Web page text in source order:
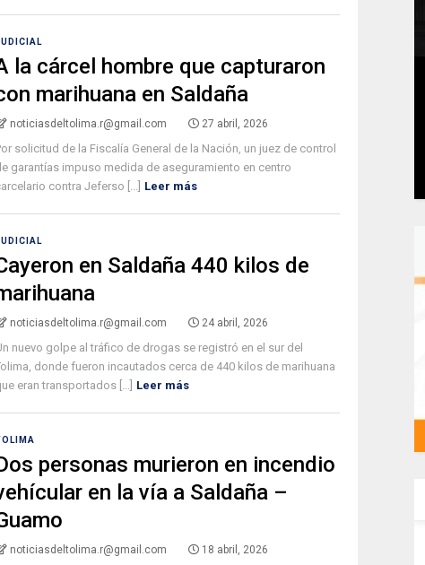
la cárcel hombre que capturaron
marihuana en Saldaña
noticiasdeltolima.r@gmail.com 27 abril, 2026
solicitud de la Fiscalía General de la Nación, un juez de control
garantías impuso medida de aseguramiento en centro
contra Jeferso [...] Leer más
en Saldaña 440 kilos de
noticiasdeltolima.r@gmail.com 24 abril, 2026
nuevo golpe al tráfico de drogas se registró en el sur del
donde fueron incautados cerca de 440 kilos de marihuana
eran transportados [...] Leer más
personas murieron en incendio
en la vía a Saldaña –
noticiasdeltolima.r@gmail.com 18 abril, 2026